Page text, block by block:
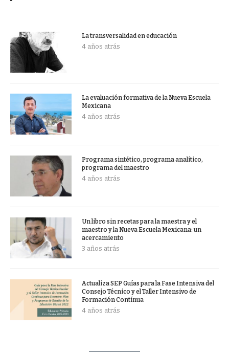
La transversalidad en educación
4 años atrás
La evaluación formativa de la Nueva Escuela
Mexicana
4 años atrás
Programa sintético, programa analítico,
programa del maestro
4 años atrás
Un libro sin recetas para la maestra y el
maestro y la Nueva Escuela Mexicana: un
acercamiento
3 años atrás
Actualiza SEP Guías para la Fase Intensiva del
Consejo Técnico y el Taller Intensivo de
Formación Contínua
4 años atrás